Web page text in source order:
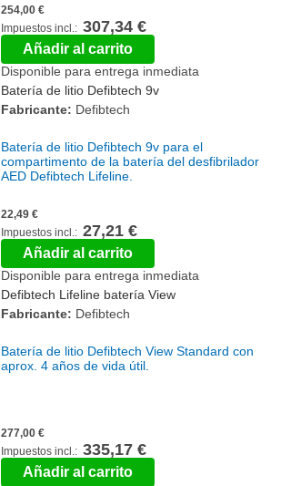
254,00 €
307,34 €
Añadir al carrito
Disponible para entrega inmediata
Batería de litio Defibtech 9v
Fabricante: Defibtech
Batería de litio Defibtech 9v para el
compartimento de la batería del desfibrilador
AED Defibtech Lifeline.
22,49 €
27,21 €
Añadir al carrito
Disponible para entrega inmediata
Defibtech Lifeline batería View
Fabricante: Defibtech
Batería de litio Defibtech View Standard con
aprox. 4 años de vida útil.
277,00 €
335,17 €
Añadir al carrito